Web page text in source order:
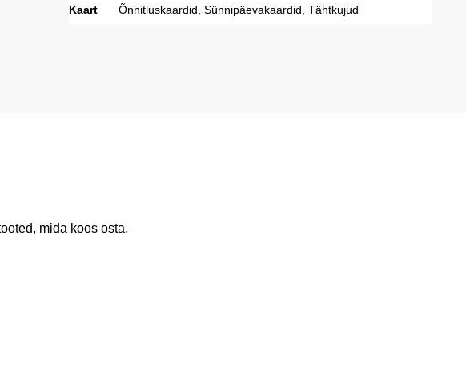
Kaart
Õnnitluskaardid, Sünnipäevakaardid, Tähtkujud
mida koos osta.